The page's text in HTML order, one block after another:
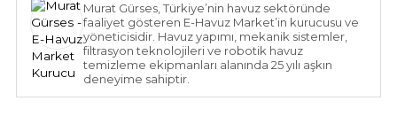
Murat Gürses, Türkiye’nin havuz sektöründe
faaliyet gösteren E-Havuz Market’in kurucusu ve
yöneticisidir. Havuz yapımı, mekanik sistemler,
filtrasyon teknolojileri ve robotik havuz
temizleme ekipmanları alanında 25 yılı aşkın
deneyime sahiptir.